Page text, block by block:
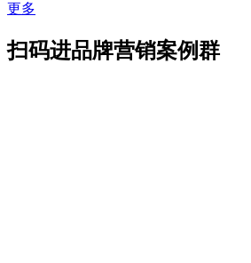
更多
扫码进品牌营销案例群